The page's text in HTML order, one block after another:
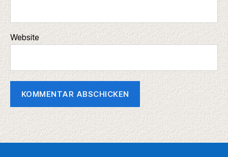
Website